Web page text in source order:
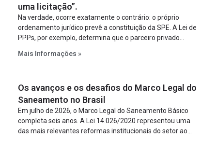
uma licitação”.
Na verdade, ocorre exatamente o contrário: o próprio
ordenamento jurídico prevê a constituição da SPE. A Lei de
PPPs, por exemplo, determina que o parceiro privado
empreendimento. Ou seja, a suposta “fraude à licitação” é
projeto a projeto.
Mais Informações »
Os avanços e os desafios do Marco Legal do
Saneamento no Brasil
Em julho de 2026, o Marco Legal do Saneamento Básico
completa seis anos. A Lei 14.026/2020 representou uma
das mais relevantes reformas institucionais do setor ao